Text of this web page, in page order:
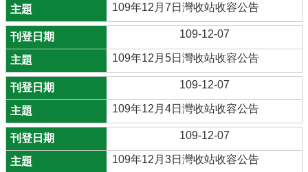
109年12月7日灣收站收容公告
109-12-07
109年12月5日灣收站收容公告
109-12-07
109年12月4日灣收站收容公告
109-12-07
109年12月3日灣收站收容公告